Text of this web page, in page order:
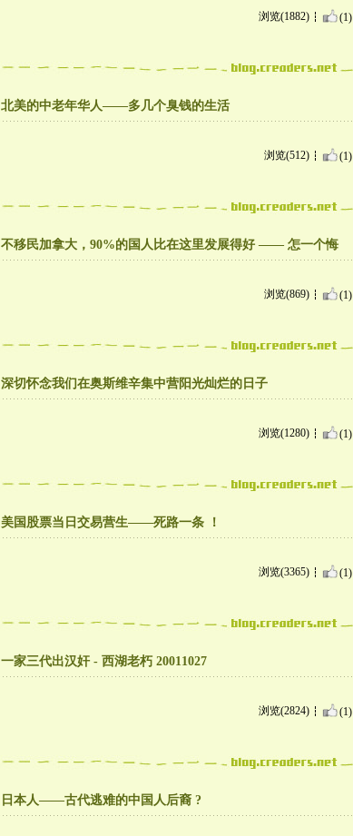
浏览(1882) (1)
北美的中老年华人——多几个臭钱的生活
浏览(512) (1)
不移民加拿大，90%的国人比在这里发展得好 —— 怎一个悔
浏览(869) (1)
深切怀念我们在奥斯维辛集中营阳光灿烂的日子
浏览(1280) (1)
美国股票当日交易营生——死路一条 ！
浏览(3365) (1)
一家三代出汉奸 - 西湖老朽 20011027
浏览(2824) (1)
日本人——古代逃难的中国人后裔 ?